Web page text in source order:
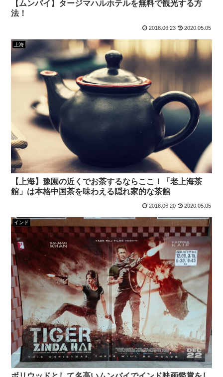
【ムンバイ】タージマハルホテルを無料で観光する方
法！
2018.06.23 2020.05.05
上海
【上海】豫園の近くでお茶するならここ！「老上海茶
館」は本格中国茶を味わえる隠れ家的な茶館
2018.06.20 2020.05.05
インド